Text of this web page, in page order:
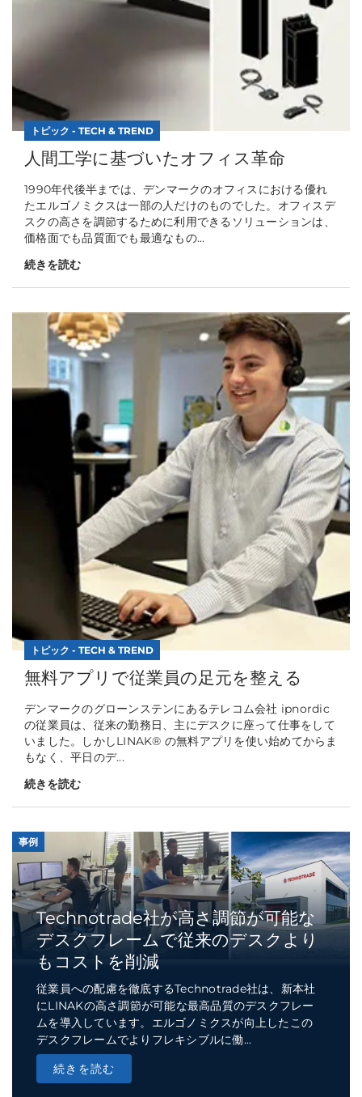
トピック - TECH & TREND
人間工学に基づいたオフィス革命
1990年代後半までは、デンマークのオフィスにおける優れ
たエルゴノミクスは一部の人だけのものでした。オフィスデ
スクの高さを調節するために利用できるソリューションは、
価格面でも品質面でも最適なもの...
続きを読む
トピック - TECH & TREND
無料アプリで従業員の足元を整える
デンマークのグローンステンにあるテレコム会社 ipnordic
の従業員は、従来の勤務日、主にデスクに座って仕事をして
いました。しかしLINAK® の無料アプリを使い始めてからま
もなく、平日のデ...
続きを読む
事例
Technotrade社が高さ調節が可能な
デスクフレームで従来のデスクより
もコストを削減
従業員への配慮を徹底するTechnotrade社は、新本社
にLINAKの高さ調節が可能な最高品質のデスクフレー
ムを導入しています。エルゴノミクスが向上したこの
デスクフレームでよりフレキシブルに働...
続きを読む